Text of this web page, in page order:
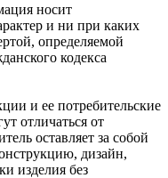
носит
и ни при каких
определяемой
кодекса
и ее потребительские
отличаться от
оставляет за собой
дизайн,
изделия без